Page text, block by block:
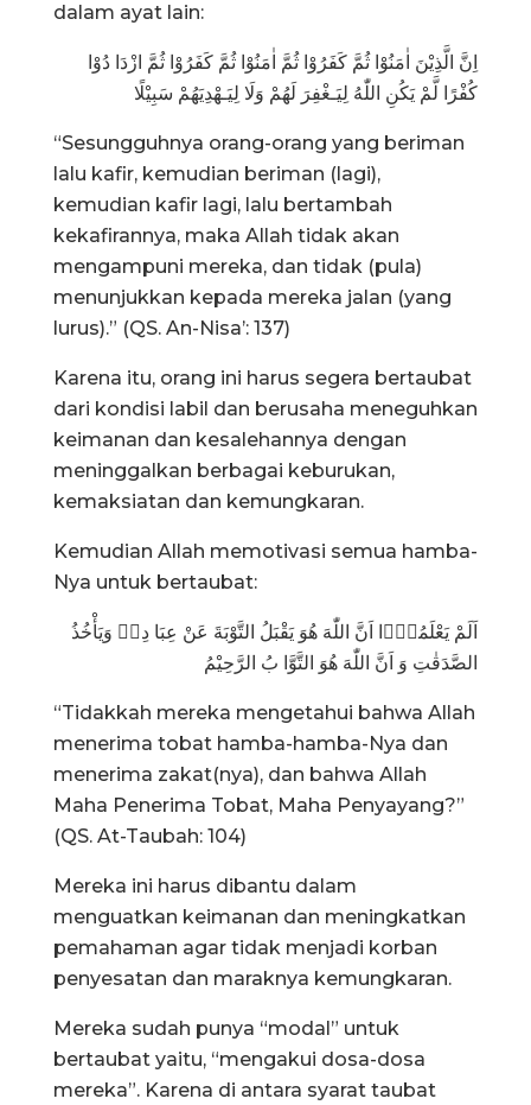
dalam ayat lain:
اِنَّ الَّذِيْنَ اٰمَنُوْا ثُمَّ كَفَرُوْا ثُمَّ اٰمَنُوْا ثُمَّ كَفَرُوْا ثُمَّ ازْدَا دُوْا
كُفْرًا لَّمْ يَكُنِ اللّٰهُ لِيَـغْفِرَ لَهُمْ وَلَا لِيَـهْدِيَهُمْ سَبِيْلًا
“Sesungguhnya orang-orang yang beriman
lalu kafir, kemudian beriman (lagi),
kemudian kafir lagi, lalu bertambah
kekafirannya, maka Allah tidak akan
mengampuni mereka, dan tidak (pula)
menunjukkan kepada mereka jalan (yang
lurus).” (QS. An-Nisa’: 137)
Karena itu, orang ini harus segera bertaubat
dari kondisi labil dan berusaha meneguhkan
keimanan dan kesalehannya dengan
meninggalkan berbagai keburukan,
kemaksiatan dan kemungkaran.
Kemudian Allah memotivasi semua hamba-
Nya untuk bertaubat:
اَلَمْ يَعْلَمُوْۤا اَنَّ اللّٰهَ هُوَ يَقْبَلُ التَّوْبَةَ عَنْ عِبَا دِهٖ وَيَأْخُذُ
الصَّدَقٰتِ وَ اَنَّ اللّٰهَ هُوَ التَّوَّا بُ الرَّحِيْمُ
“Tidakkah mereka mengetahui bahwa Allah
menerima tobat hamba-hamba-Nya dan
menerima zakat(nya), dan bahwa Allah
Maha Penerima Tobat, Maha Penyayang?”
(QS. At-Taubah: 104)
Mereka ini harus dibantu dalam
menguatkan keimanan dan meningkatkan
pemahaman agar tidak menjadi korban
penyesatan dan maraknya kemungkaran.
Mereka sudah punya “modal” untuk
bertaubat yaitu, “mengakui dosa-dosa
mereka”. Karena di antara syarat taubat